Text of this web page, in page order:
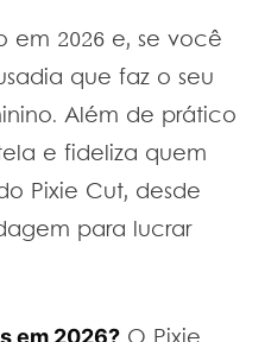
em 2026 e, se você
que faz o seu
Além de prático
e fideliza quem
Pixie Cut, desde
para lucrar
em 2026?